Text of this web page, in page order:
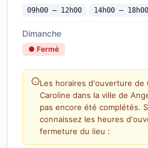
09h00 — 12h00 14h00 — 18h00
Dimanche
● Fermé
Les horaires d'ouverture de
Caroline dans la ville de
pas encore été complétés.
connaissez les heures
fermeture du lieu :